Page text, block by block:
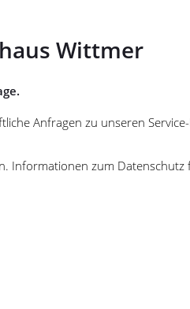
Wittmer
Anfragen zu unseren
Informationen zum Datenschutz